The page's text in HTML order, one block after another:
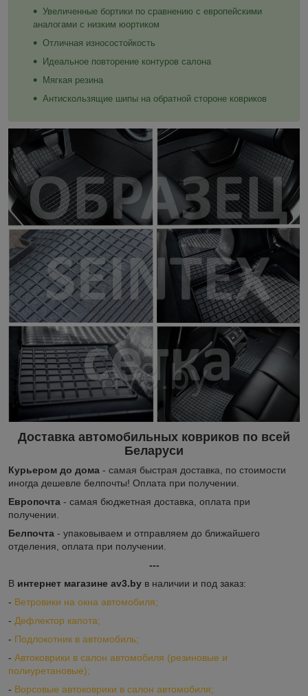
Увеличенные бортики по сравнению с европейскими
аналогами с низким юортиком
Отличная износостойкость
Идеальное повторение контуров салона
Мягкая резина
Антискользящие шипы на обратной стороне ковриков
Доставка автомобильных ковриков по всей
Беларуси
Курьером до дома - самая быстрая доставка, по стоимости
иногда дешевле белпочты! Оплата при получении.
Европочта - самая бюджетная доставка, оплата при
получении.
Белпочта - упаковываем и отправляем до ближайшего
отделения, оплата при получении.
---
В интернет магазине av3.by в наличии и под заказ:
- Ветровики на окна автомобиля;
- Дефлектор капота;
- Подлокотник в автомобиль;
- Автоковрики в салон автомобиля (резиновые и
полиуретановые);
- Ворсовые автоковрики в салон автомобиля;